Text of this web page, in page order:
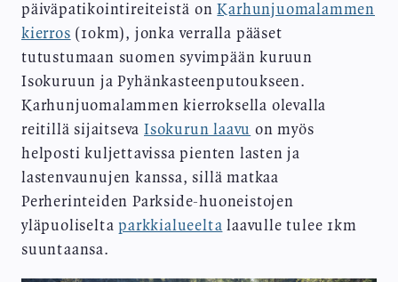
päiväpatikointireiteistä onKarhunjuomalammen
kierros (10km), jonka verralla pääset
tutustumaan suomen syvimpään kuruun
Isokuruun ja Pyhänkasteenputoukseen.
Karhunjuomalammen kierroksella olevalla
reitillä sijaitsevaIsokurun laavu on myös
helposti kuljettavissa pienten lasten ja
lastenvaunujen kanssa, sillä matkaa
Perherinteiden Parkside-huoneistojen
yläpuoliseltaparkkialueelta laavulle tulee 1km
suuntaansa.